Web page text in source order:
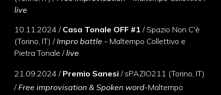
live
10.11.2024 / Casa Tonale OFF #1 / Spazio Non C'è
(Torino, IT) /Impro battle - Maltempo Collettivo e
Pietra Tonale/live
21.09.2024/ Premio Sanesi / sPAZIO211 (Torino, IT)
/Free improvisation & Spoken word-Maltempo